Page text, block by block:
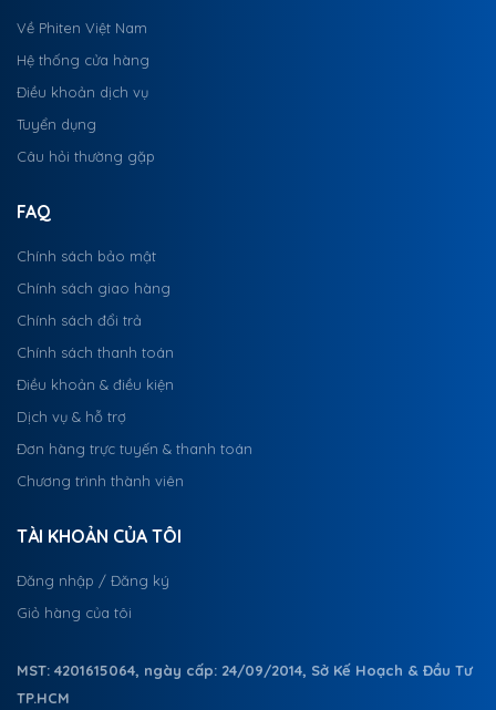
Về Phiten Việt Nam
Hệ thống cửa hàng
Điều khoản dịch vụ
Tuyển dụng
Câu hỏi thường gặp
FAQ
Chính sách bảo mật
Chính sách giao hàng
Chính sách đổi trả
Chính sách thanh toán
Điều khoản & điều kiện
Dịch vụ & hỗ trợ
Đơn hàng trực tuyến & thanh toán
Chương trình thành viên
TÀI KHOẢN CỦA TÔI
Đăng nhập / Đăng ký
Giỏ hàng của tôi
MST: 4201615064, ngày cấp: 24/09/2014, Sở Kế Hoạch & Đầu Tư
TP.HCM